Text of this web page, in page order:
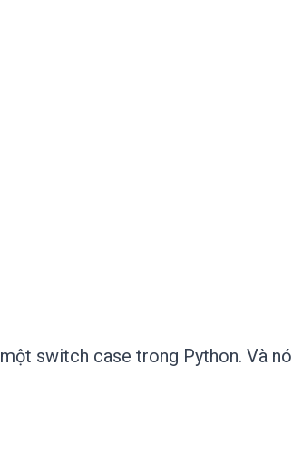
switch case trong Python. Và nó